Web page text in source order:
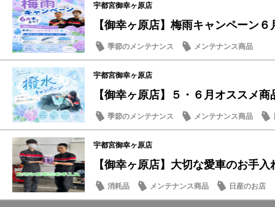
宇都宮御幸ヶ原店
【御幸ヶ原店】梅雨キャンペーン６
季節のメンテナンス メンテナンス商品
宇都宮御幸ヶ原店
【御幸ヶ原店】５・６月オススメ商
季節のメンテナンス メンテナンス商品
宇都宮御幸ヶ原店
【御幸ヶ原店】大切な愛車のお手入
消耗品 メンテナンス商品 日産のお店